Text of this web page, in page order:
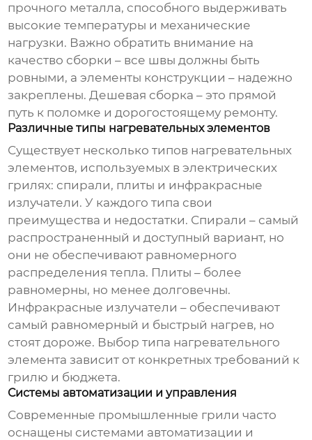
прочного металла, способного выдерживать
высокие температуры и механические
нагрузки. Важно обратить внимание на
качество сборки – все швы должны быть
ровными, а элементы конструкции – надежно
закреплены. Дешевая сборка – это прямой
путь к поломке и дорогостоящему ремонту.
Различные типы нагревательных элементов
Существует несколько типов нагревательных
элементов, используемых вэлектрических
грилях: спирали, плиты и инфракрасные
излучатели. У каждого типа свои
преимущества и недостатки. Спирали – самый
распространенный и доступный вариант, но
они не обеспечивают равномерного
распределения тепла. Плиты – более
равномерны, но менее долговечны.
Инфракрасные излучатели – обеспечивают
самый равномерный и быстрый нагрев, но
стоят дороже. Выбор типа нагревательного
элемента зависит от конкретных требований к
грилю и бюджета.
Системы автоматизации и управления
Современные промышленные грили часто
оснащены системами автоматизации и